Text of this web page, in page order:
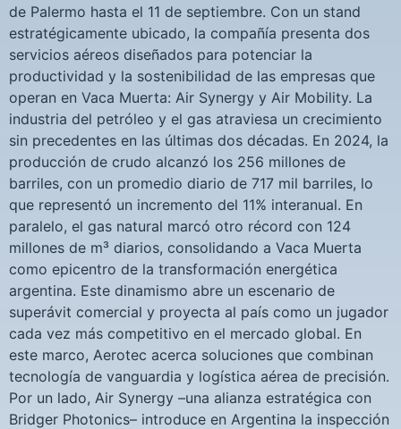
de Palermo hasta el 11 de septiembre. Con un stand
estratégicamente ubicado, la compañía presenta dos
servicios aéreos diseñados para potenciar la
productividad y la sostenibilidad de las empresas que
operan en Vaca Muerta: Air Synergy y Air Mobility. La
industria del petróleo y el gas atraviesa un crecimiento
sin precedentes en las últimas dos décadas. En 2024, la
producción de crudo alcanzó los 256 millones de
barriles, con un promedio diario de 717 mil barriles, lo
que representó un incremento del 11% interanual. En
paralelo, el gas natural marcó otro récord con 124
millones de m³ diarios, consolidando a Vaca Muerta
como epicentro de la transformación energética
argentina. Este dinamismo abre un escenario de
superávit comercial y proyecta al país como un jugador
cada vez más competitivo en el mercado global. En
este marco, Aerotec acerca soluciones que combinan
tecnología de vanguardia y logística aérea de precisión.
Por un lado, Air Synergy –una alianza estratégica con
Bridger Photonics– introduce en Argentina la inspección